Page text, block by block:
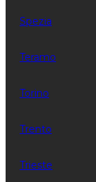
Spezia
Teramo
Torino
Trento
Trieste